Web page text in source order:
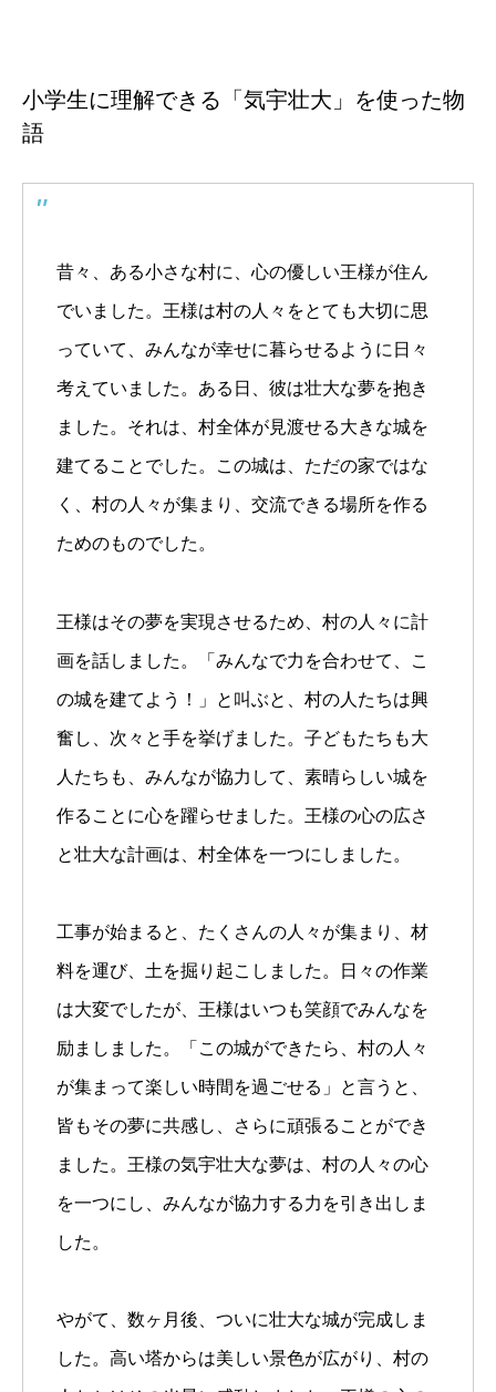
小学生に理解できる「気宇壮大」を使った物
語
昔々、ある小さな村に、心の優しい王様が住ん
でいました。王様は村の人々をとても大切に思
っていて、みんなが幸せに暮らせるように日々
考えていました。ある日、彼は壮大な夢を抱き
ました。それは、村全体が見渡せる大きな城を
建てることでした。この城は、ただの家ではな
く、村の人々が集まり、交流できる場所を作る
ためのものでした。
王様はその夢を実現させるため、村の人々に計
画を話しました。「みんなで力を合わせて、こ
の城を建てよう！」と叫ぶと、村の人たちは興
奮し、次々と手を挙げました。子どもたちも大
人たちも、みんなが協力して、素晴らしい城を
作ることに心を躍らせました。王様の心の広さ
と壮大な計画は、村全体を一つにしました。
工事が始まると、たくさんの人々が集まり、材
料を運び、土を掘り起こしました。日々の作業
は大変でしたが、王様はいつも笑顔でみんなを
励ましました。「この城ができたら、村の人々
が集まって楽しい時間を過ごせる」と言うと、
皆もその夢に共感し、さらに頑張ることができ
ました。王様の気宇壮大な夢は、村の人々の心
を一つにし、みんなが協力する力を引き出しま
した。
やがて、数ヶ月後、ついに壮大な城が完成しま
した。高い塔からは美しい景色が広がり、村の